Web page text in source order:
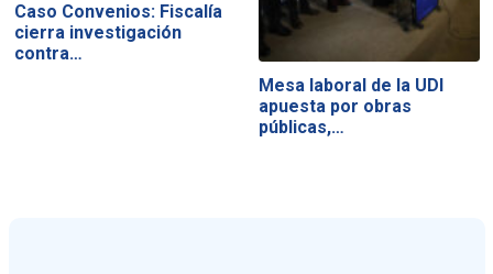
Caso Convenios: Fiscalía
cierra investigación
contra…
Mesa laboral de la UDI
apuesta por obras
públicas,…